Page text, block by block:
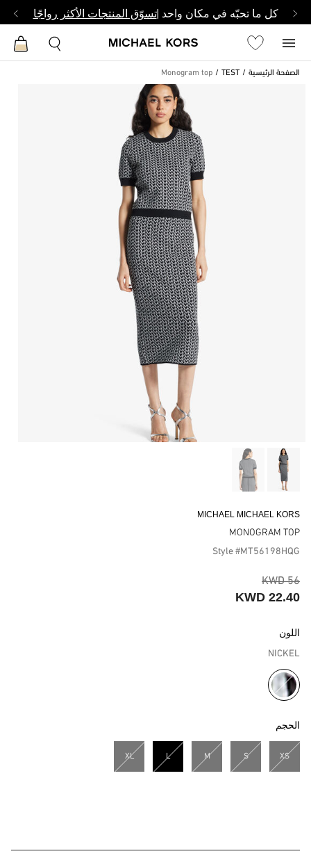
كل ما تحبّه في مكان واحد |تسوّق المنتجات الأكثر رواجًا
الصفحة الرئيسية TEST
Monogram top
MICHAEL MICHAEL KORS
MONOGRAM TOP
Style #MT56198HQG
56 KWD
22.40 KWD
اللون
NICKEL
مختار
الحجم
XS
S
M
L
مختار
XL